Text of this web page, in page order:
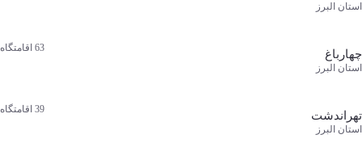
استان البرز
چهارباغ
استان البرز
63 اقامتگاه
تهراندشت
استان البرز
39 اقامتگاه